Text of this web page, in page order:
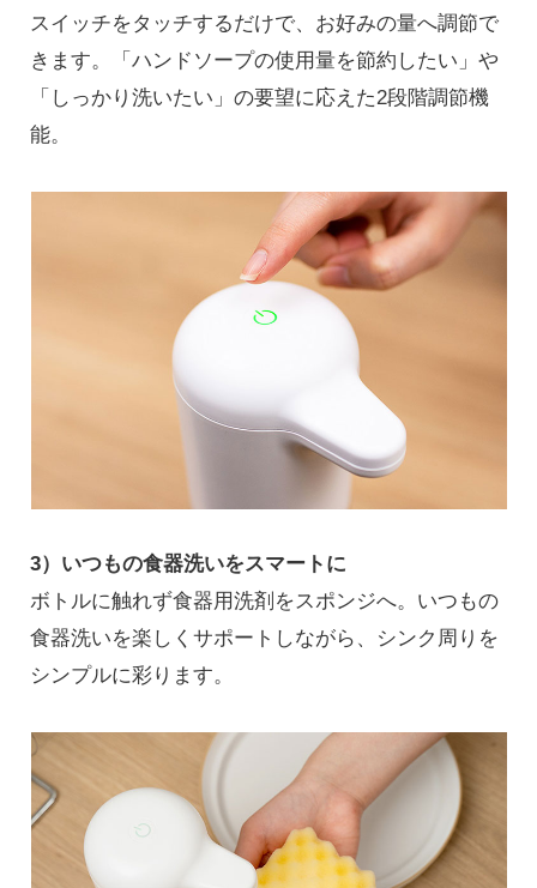
スイッチをタッチするだけで、お好みの量へ調節で
きます。「ハンドソープの使用量を節約したい」や
「しっかり洗いたい」の要望に応えた2段階調節機
能。
3）いつもの食器洗いをスマートに
ボトルに触れず食器用洗剤をスポンジへ。いつもの
食器洗いを楽しくサポートしながら、シンク周りを
シンプルに彩ります。